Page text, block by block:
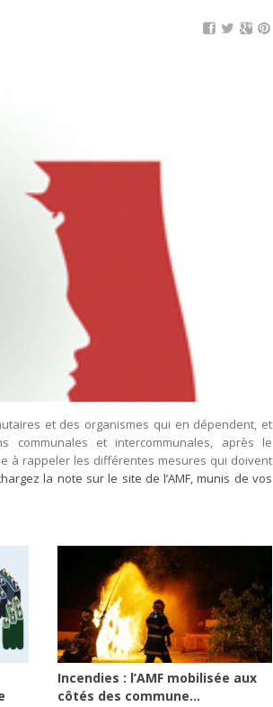
et des organismes qui en dépendent, et
communales et intercommunales, après le
à rappeler les différentes mesures qui doivent
la note sur le site de l’AMF, munis de vos
Incendies : l’AMF mobilisée aux
côtés des commune...